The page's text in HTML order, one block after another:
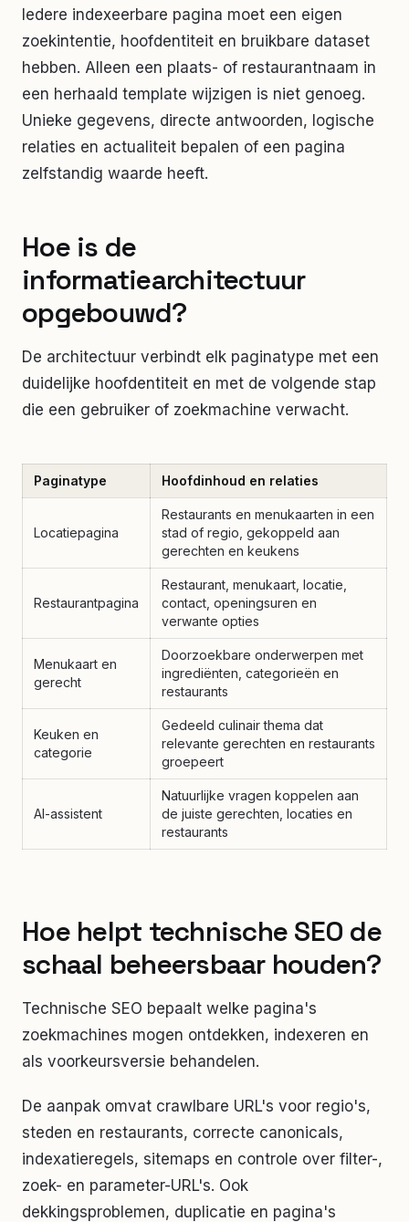
Iedere indexeerbare pagina moet een eigen
zoekintentie, hoofdentiteit en bruikbare dataset
hebben. Alleen een plaats- of restaurantnaam in
een herhaald template wijzigen is niet genoeg.
Unieke gegevens, directe antwoorden, logische
relaties en actualiteit bepalen of een pagina
zelfstandig waarde heeft.
Hoe is de
informatiearchitectuur
opgebouwd?
De architectuur verbindt elk paginatype met een
duidelijke hoofdentiteit en met de volgende stap
die een gebruiker of zoekmachine verwacht.
Paginatype Hoofdinhoud en relaties
Locatiepagina
Restaurants en menukaarten in een
stad of regio, gekoppeld aan
gerechten en keukens
Restaurantpagina
Restaurant, menukaart, locatie,
contact, openingsuren en
verwante opties
Menukaart en
gerecht
Doorzoekbare onderwerpen met
ingrediënten, categorieën en
restaurants
Keuken en
categorie
Gedeeld culinair thema dat
relevante gerechten en restaurants
groepeert
AI-assistent
Natuurlijke vragen koppelen aan
de juiste gerechten, locaties en
restaurants
Hoe helpt technische SEO de
schaal beheersbaar houden?
Technische SEO bepaalt welke pagina's
zoekmachines mogen ontdekken, indexeren en
als voorkeursversie behandelen.
De aanpak omvat crawlbare URL's voor regio's,
steden en restaurants, correcte canonicals,
indexatieregels, sitemaps en controle over filter-,
zoek- en parameter-URL's. Ook
dekkingsproblemen, duplicatie en pagina's